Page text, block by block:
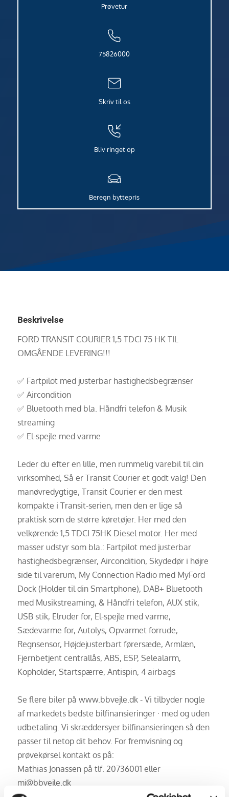
Prøvetur
75826000
Skriv til os
Bliv ringet op
Beregn byttepris
Beskrivelse
FORD TRANSIT COURIER 1,5 TDCI 75 HK TIL
OMGÅENDE LEVERING!!!
✅ Fartpilot med justerbar hastighedsbegrænser
✅ Aircondition
✅ Bluetooth med bla. Håndfri telefon & Musik
streaming
✅ El-spejle med varme
Leder du efter en lille, men rummelig varebil til din
virksomhed, Så er Transit Courier et godt valg! Den
manøvredygtige, Transit Courier er den mest
kompakte i Transit-serien, men den er lige så
praktisk som de større køretøjer. Her med den
velkørende 1,5 TDCI 75HK Diesel motor. Her med
masser udstyr som bla.: Fartpilot med justerbar
hastighedsbegrænser, Aircondition, Skydedør i højre
side til varerum, My Connection Radio med MyFord
Dock (Holder til din Smartphone), DAB+ Bluetooth
med Musikstreaming, & Håndfri telefon, AUX stik,
USB stik, Elruder for, El-spejle med varme,
Sædevarme for, Autolys, Opvarmet forrude,
Regnsensor, Højdejusterbart førersæde, Armlæn,
Fjernbetjent centrallås, ABS, ESP, Selealarm,
Kopholder, Startspærre, Antispin, 4 airbags
Se flere biler på www.bbvejle.dk - Vi tilbyder nogle
af markedets bedste bilfinansieringer · med og uden
udbetaling. Vi skræddersyer bilfinansieringen så den
passer til netop dit behov. For fremvisning og
prøvekørsel kontakt os på:
Mathias Jonassen på tlf. 20736001 eller
mj@bbvejle.dk